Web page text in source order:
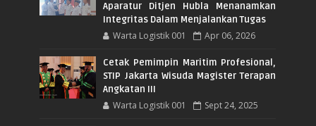
Aparatur Ditjen Hubla Menanamkan
Integritas Dalam Menjalankan Tugas
Warta Logistik 001 Apr 06, 2026
Cetak Pemimpin Maritim Profesional,
STIP Jakarta Wisuda Magister Terapan
Angkatan III
Warta Logistik 001 Sept 24, 2025